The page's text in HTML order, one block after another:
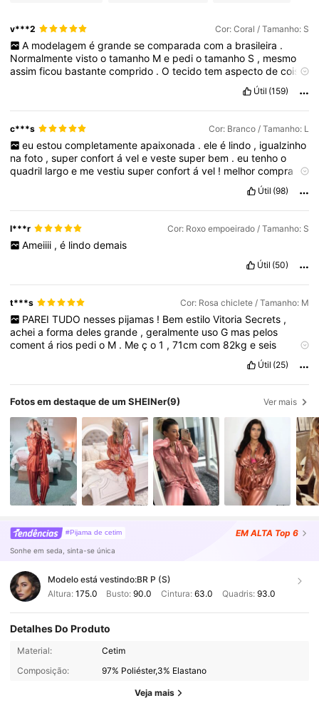
v***2 Cor: Coral / Tamanho: S
A modelagem é grande se comparada com a brasileira .
Normalmentevistootamanho Me pediotamanho S , mesmo
assimficou bastantecomprido .Otecidotemaspectodecoisa
vantajoso
ajudoucurtapfv 😉
Útil (159)
c***s Cor: Branco / Tamanho: L
eu estou completamente apaixonada . ele é lindo , igualzinho
nafoto ,superconfortávelevestesuper bem .eutenhoo
quadril largoe mevestiusuperconfortável ! melhorcompra
de
grande.
Útil (98)
l***r Cor: Roxo empoeirado / Tamanho: S
Ameiiii , é lindo demais
Útil (50)
t***s Cor: Rosa chiclete / Tamanho: M
PAREI TUDO nesses pijamas ! Bem estilo Vitoria Secrets ,
acheiaformadelesgrande ,geralmente usoG mas pelos
comentá rios pedio M . Meço1 ,71cmcom82kgeseis
at
parto .
Funcionapramim,gostodessemodelodecetimquenão
pinica
fica estiloso demais.Ameiiiiii e o
creme
.Orosaélindopessoalmente.Bem
creme
pessoalmente é uma graç amasna fotofica apagadinho
Rsrsrs.
Útil (25)
Fotos em destaque de um SHEINer(9) Ver mais
#Pijama de cetim EM ALTA Top 6
Sonhe em seda, sinta-se única
Modelo está vestindo:BR P (S)
Altura: 175.0 Busto:90.0 Cintura: 63.0 Quadris: 93.0
Detalhes Do Produto
Material:
Cetim
Composição:
97% Poliéster,3% Elastano
Veja mais
47K Seguidores